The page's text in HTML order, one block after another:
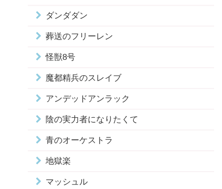
ダンダダン
葬送のフリーレン
怪獣8号
魔都精兵のスレイブ
アンデッドアンラック
陰の実力者になりたくて
青のオーケストラ
地獄楽
マッシュル